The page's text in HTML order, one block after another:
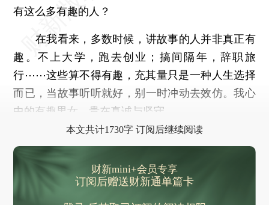
有这么多有趣的人？
在我看来，多数时候，讲故事的人并非真正有
趣。不上大学，跑去创业；搞间隔年，辞职旅
行⋯⋯这些算不得有趣，充其量只是一种人生选择
而已，当故事听听就好，别一时冲动去效仿。我心
中的有趣男女，贵在真诚与坚守。
本文共计1730字 订阅后继续阅读
财新mini+会员专享
订阅后赠送财新通单篇卡